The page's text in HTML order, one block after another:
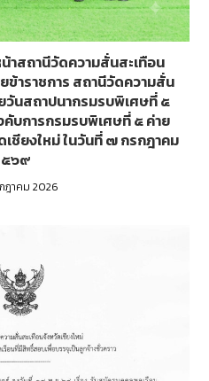
าสถานีวัดความสั่นสะเทือน
าราชการ สถานีวัดความสั่น
วันสถาปนากรมรบพิเศษที่ ๕
บการกรมรบพิเศษที่ ๕ ค่าย
ชียงใหม่ ในวันที่ ๗ กรกฎาคม
๖๙
ฎาคม 2026